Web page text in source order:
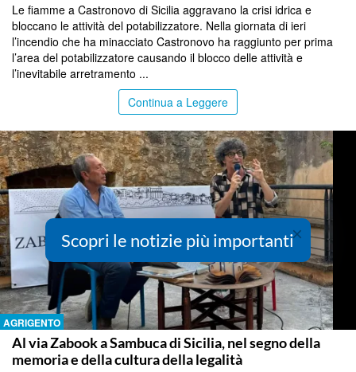
Le fiamme a Castronovo di Sicilia aggravano la crisi idrica e
bloccano le attività del potabilizzatore. Nella giornata di ieri
l’incendio che ha minacciato Castronovo ha raggiunto per prima
l’area del potabilizzatore causando il blocco delle attività e
l’inevitabile arretramento ...
Continua a Leggere
AGRIGENTO
Al via Zabook a Sambuca di Sicilia, nel segno della
memoria e della cultura della legalità
×
Scopri le notizie più importanti